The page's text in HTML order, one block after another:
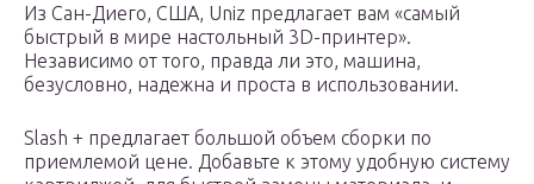
Из Сан-Диего, США, Uniz предлагает вам «самый
быстрый в мире настольный 3D-принтер».
Независимо от того, правда ли это, машина,
безусловно, надежна и проста в использовании.
Slash + предлагает большой объем сборки по
приемлемой цене. Добавьте к этому удобную систему